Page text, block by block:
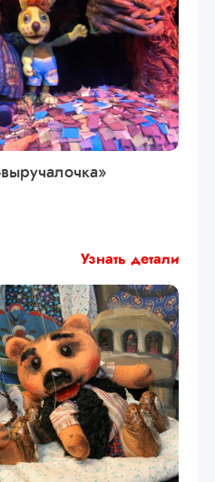
Узнать детали